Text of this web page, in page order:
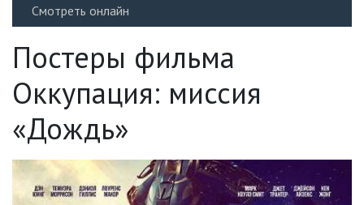
Смотреть онлайн
Постеры фильма
Оккупация: миссия
«Дождь»